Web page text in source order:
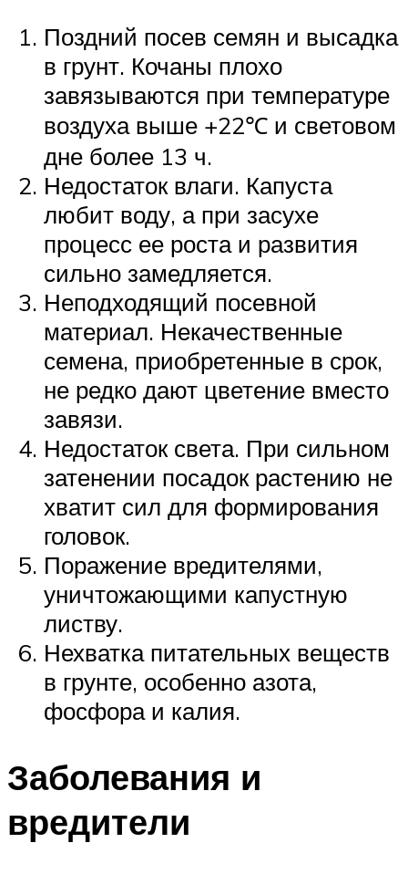
Поздний посев семян и высадка
в грунт. Кочаны плохо
завязываются при температуре
воздуха выше +22℃ и световом
дне более 13 ч.
Недостаток влаги. Капуста
любит воду, а при засухе
процесс ее роста и развития
сильно замедляется.
Неподходящий посевной
материал. Некачественные
семена, приобретенные в срок,
не редко дают цветение вместо
завязи.
Недостаток света. При сильном
затенении посадок растению не
хватит сил для формирования
головок.
Поражение вредителями,
уничтожающими капустную
листву.
Нехватка питательных веществ
в грунте, особенно азота,
фосфора и калия.
Заболевания и
вредители